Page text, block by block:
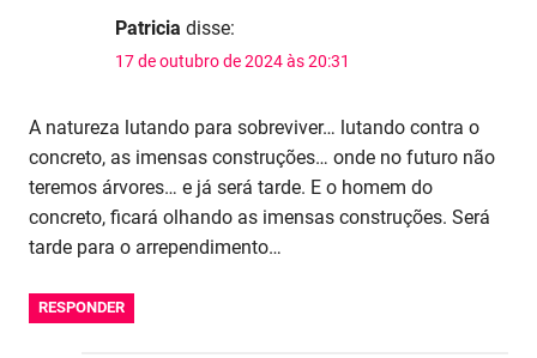
Patricia disse:
17 de outubro de 2024 às 20:31
A natureza lutando para sobreviver… lutando contra o
concreto, as imensas construções… onde no futuro não
teremos árvores… e já será tarde. E o homem do
concreto, ficará olhando as imensas construções. Será
tarde para o arrependimento…
RESPONDER